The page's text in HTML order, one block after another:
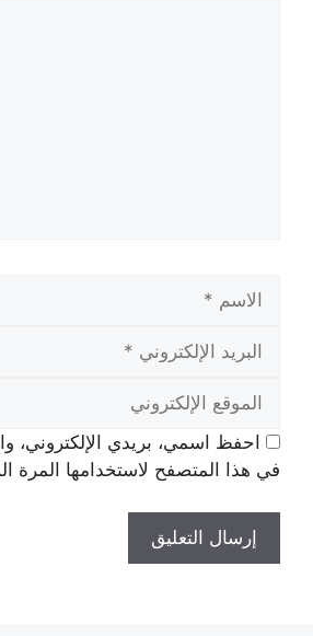
الاسم
البريد
الإلكتروني
الموقع
الإلكتروني
احفظ اسمي، بريدي الإلكتروني،
في هذا المتصفح لاستخدامها المرة